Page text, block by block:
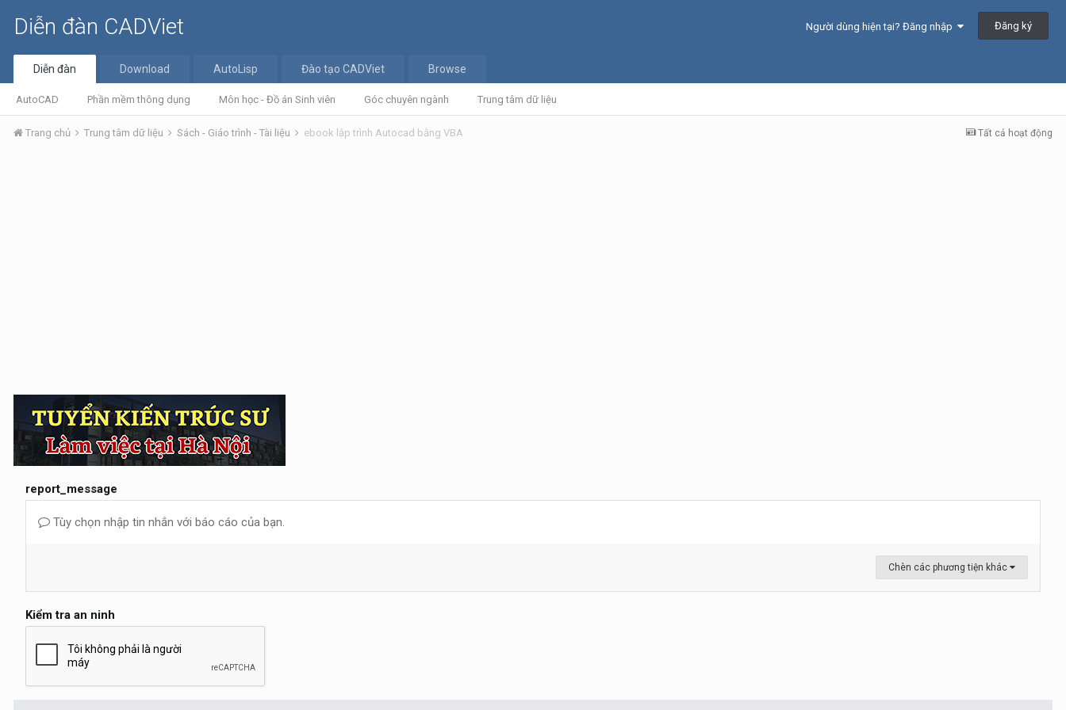
Diễn đàn CADViet Người dùng hiện tại? Đăng nhập Đăng ký
Diễn đàn
AutoCAD Phần mềm thông dụng Môn học - Đồ án Sinh viên Góc chuyên ngành Trung tâm dữ liệu
Download AutoLisp Đào tạo CADViet Browse
Tất cả hoạt động
Trang chủ Trung tâm dữ liệu Sách - Giáo trình - Tài liệu ebook lập trình Autocad bằng VBA
report_message
Tùy chọn nhập tin nhắn với báo cáo của bạn.
Chèn các phương tiện khác
Kiểm tra an ninh